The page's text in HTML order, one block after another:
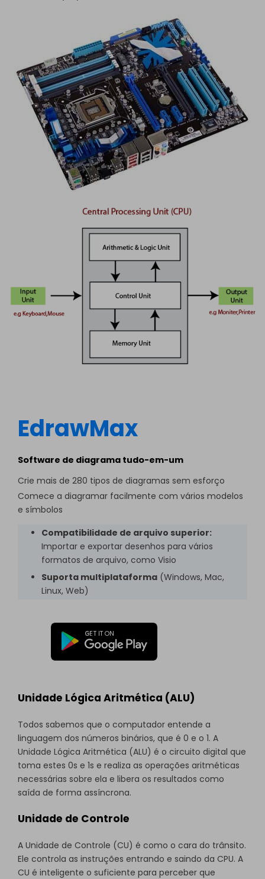
EdrawMax
Software de diagrama tudo-em-um
Crie mais de 280 tipos de diagramas sem esforço
Comece a diagramar facilmente com vários modelos
e símbolos
Compatibilidade de arquivo superior:
Importar e exportar desenhos para vários
formatos de arquivo, como Visio
Suporta multiplataforma (Windows, Mac,
Linux, Web)
Unidade Lógica Aritmética (ALU)
Todos sabemos que o computador entende a
linguagem dos números binários, que é 0 e o 1. A
Unidade Lógica Aritmética (ALU) é o circuito digital que
toma estes 0s e 1s e realiza as operações aritméticas
necessárias sobre ela e libera os resultados como
saída de forma assíncrona.
Unidade de Controle
A Unidade de Controle (CU) é como o cara do trânsito.
Ele controla as instruções entrando e saindo da CPU. A
CU é inteligente o suficiente para perceber que